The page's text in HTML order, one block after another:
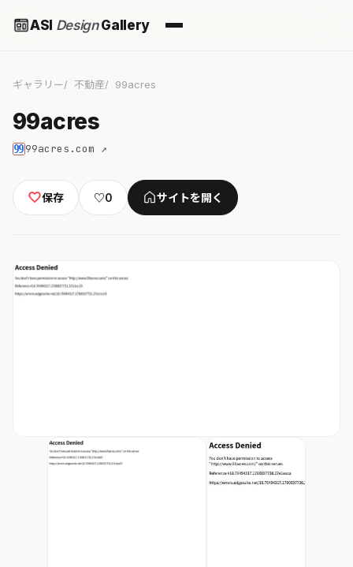
ASI DesignGallery
ギャラリー 不動産 99acres
99acres
99acres.com ↗
保存 ♡0 サイトを開く